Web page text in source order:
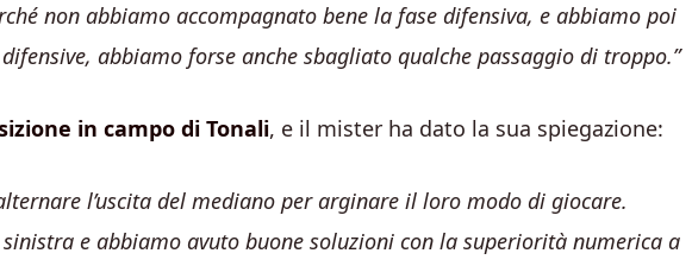
non abbiamo accompagnato bene la fase difensiva, e abbiamo poi
abbiamo forse anche sbagliato qualche passaggio di troppo.”
in campo di Tonali, e il mister ha dato la sua spiegazione:
l’uscita del mediano per arginare il loro modo di giocare.
e abbiamo avuto buone soluzioni con la superiorità numerica a